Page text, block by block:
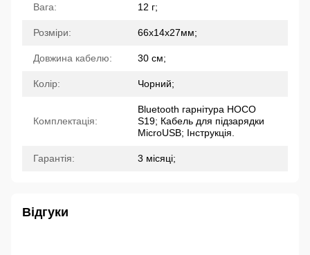
Вага: 12 г;
Розміри: 66х14х27мм;
Довжина кабелю: 30 см;
Колір: Чорний;
Комплектація:
Bluetooth гарнітура HOCO
S19; Кабель для підзарядки
MicroUSB; Інструкція.
Гарантія: 3 місяці;
Відгуки